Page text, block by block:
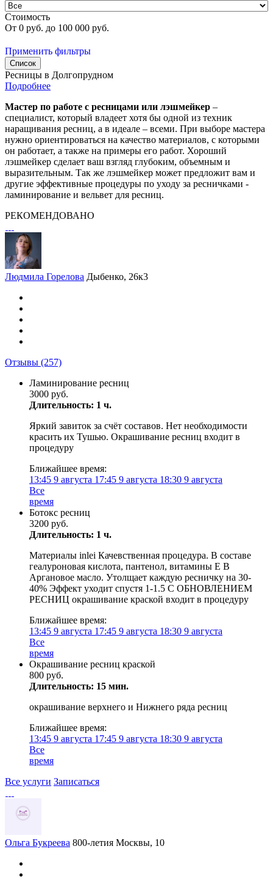
Стоимость
От 0 руб. до 100 000 руб.
Применить фильтры
Список
Ресницы в Долгопрудном
Подробнее
Мастер по работе с ресницами или лэшмейкер –
специалист, который владеет хотя бы одной из техник
наращивания ресниц, а в идеале – всеми. При выборе мастера
нужно ориентироваться на качество материалов, с которыми
он работает, а также на примеры его работ. Хороший
лэшмейкер сделает ваш взгляд глубоким, объемным и
выразительным. Так же лэшмейкер может предложит вам и
другие эффективные процедуры по уходу за ресничками -
ламинирование и вельвет для ресниц.
РЕКОМЕНДОВАНО
Людмила Горелова Дыбенко, 26к3
Отзывы (257)
Ламинирование ресниц
3000 руб.
Длительность: 1 ч.
Яркий завиток за счёт составов. Нет необходимости
красить их Тушью. Окрашивание ресниц входит в
процедуру
Ближайшее время:
13:45 9 августа 17:45 9 августа 18:30 9 августа
Все
время
Ботокс ресниц
3200 руб.
Длительность: 1 ч.
Материалы inlei Качевственная процедура. В составе
геалуроновая кислота, пантенол, витамины Е В
Аргановое масло. Утолщает каждую ресничку на 30-
40% Эффект уходит спустя 1-1.5 С ОБНОВЛЕНИЕМ
РЕСНИЦ окрашивание краской входит в процедуру
Ближайшее время:
13:45 9 августа 17:45 9 августа 18:30 9 августа
Все
время
Окрашивание ресниц краской
800 руб.
Длительность: 15 мин.
окрашивание верхнего и Нижнего ряда ресниц
Ближайшее время:
13:45 9 августа 17:45 9 августа 18:30 9 августа
Все
время
Все услуги Записаться
Ольга Букреева 800-летия Москвы, 10